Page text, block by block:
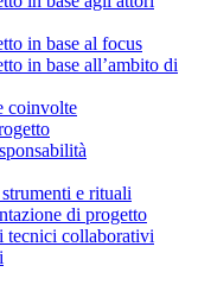
in base al focus
in base all’ambito di
coinvolte
e rituali
di progetto
tecnici collaborativi